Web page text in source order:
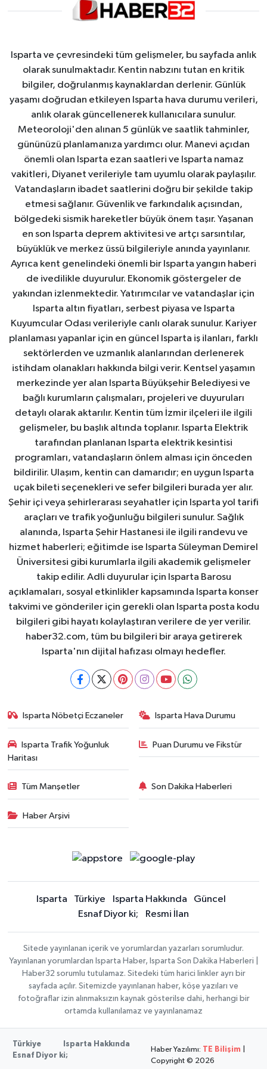
Isparta ve çevresindeki tüm gelişmeler, bu sayfada anlık
olarak sunulmaktadır. Kentin nabzını tutan en kritik
bilgiler, doğrulanmış kaynaklardan derlenir. Günlük
yaşamı doğrudan etkileyen Isparta hava durumu verileri,
anlık olarak güncellenerek kullanıcılara sunulur.
Meteoroloji'den alınan 5 günlük ve saatlik tahminler,
gününüzü planlamanıza yardımcı olur. Manevi açıdan
önemli olan Isparta ezan saatleri ve Isparta namaz
vakitleri, Diyanet verileriyle tam uyumlu olarak paylaşılır.
Vatandaşların ibadet saatlerini doğru bir şekilde takip
etmesi sağlanır. Güvenlik ve farkındalık açısından,
bölgedeki sismik hareketler büyük önem taşır. Yaşanan
en son Isparta deprem aktivitesi ve artçı sarsıntılar,
büyüklük ve merkez üssü bilgileriyle anında yayınlanır.
Ayrıca kent genelindeki önemli bir Isparta yangın haberi
de ivedilikle duyurulur. Ekonomik göstergeler de
yakından izlenmektedir. Yatırımcılar ve vatandaşlar için
Isparta altın fiyatları, serbest piyasa ve Isparta
Kuyumcular Odası verileriyle canlı olarak sunulur. Kariyer
planlaması yapanlar için en güncel Isparta iş ilanları, farklı
sektörlerden ve uzmanlık alanlarından derlenerek
istihdam olanakları hakkında bilgi verir. Kentsel yaşamın
merkezinde yer alan Isparta Büyükşehir Belediyesi ve
bağlı kurumların çalışmaları, projeleri ve duyuruları
detaylı olarak aktarılır. Kentin tüm İzmir ilçeleri ile ilgili
gelişmeler, bu başlık altında toplanır. Isparta Elektrik
tarafından planlanan Isparta elektrik kesintisi
programları, vatandaşların önlem alması için önceden
bildirilir. Ulaşım, kentin can damarıdır; en uygun Isparta
uçak bileti seçenekleri ve sefer bilgileri burada yer alır.
Şehir içi veya şehirlerarası seyahatler için Isparta yol tarifi
araçları ve trafik yoğunluğu bilgileri sunulur. Sağlık
alanında, Isparta Şehir Hastanesi ile ilgili randevu ve
hizmet haberleri; eğitimde ise Isparta Süleyman Demirel
Üniversitesi gibi kurumlarla ilgili akademik gelişmeler
takip edilir. Adli duyurular için Isparta Barosu
açıklamaları, sosyal etkinlikler kapsamında Isparta konser
takvimi ve gönderiler için gerekli olan Isparta posta kodu
bilgileri gibi hayatı kolaylaştıran verilere de yer verilir.
haber32.com, tüm bu bilgileri bir araya getirerek
Isparta'nın dijital hafızası olmayı hedefler.
Isparta Nöbetçi Eczaneler Isparta Hava Durumu
Isparta Trafik Yoğunluk
Haritası
Puan Durumu ve Fikstür
Tüm Manşetler Son Dakika Haberleri
Haber Arşivi
Isparta Türkiye Isparta Hakkında
Güncel
Esnaf Diyor ki;
Resmi İlan
Sitede yayınlanan içerik ve yorumlardan yazarları sorumludur.
Yayınlanan yorumlardan Isparta Haber, Isparta Son Dakika Haberleri |
Haber32 sorumlu tutulamaz. Sitedeki tüm harici linkler ayrı bir
sayfada açılır. Sitemizde yayınlanan haber, köşe yazıları ve
fotoğraflar izin alınmaksızın kaynak gösterilse dahi, herhangi bir
ortamda kullanılamaz ve yayınlanamaz
Türkiye
Isparta Hakkında
Esnaf Diyor ki;
Haber Yazılımı: TE Bilişim
Copyright © 2026